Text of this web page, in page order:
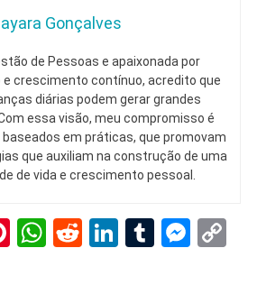
Gonçalves
de Pessoas e apaixonada por
crescimento contínuo, acredito que
diárias podem gerar grandes
essa visão, meu compromisso é
em práticas, que promovam
que auxiliam na construção de uma
de vida e crescimento pessoal.
Pinterest
WhatsApp
RedditLinkedIn
Tumblr